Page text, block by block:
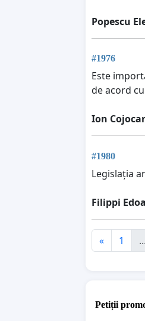
Popescu
#1976
Este
de acord
Ion
#1980
Legislația
Filippi
« 1 ...
Petiții